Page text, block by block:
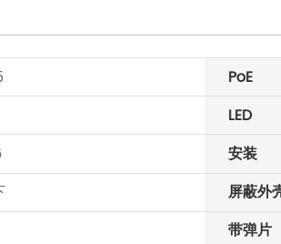
PoE
LED
安装
屏蔽外
带弹片